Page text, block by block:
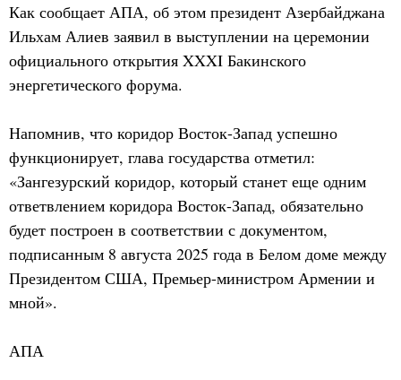
Как сообщает АПА, об этом президент Азербайджана
Ильхам Алиев заявил в выступлении на церемонии
официального открытия XXXI Бакинского
энергетического форума.
Напомнив, что коридор Восток-Запад успешно
функционирует, глава государства отметил:
«Зангезурский коридор, который станет еще одним
ответвлением коридора Восток-Запад, обязательно
будет построен в соответствии с документом,
подписанным 8 августа 2025 года в Белом доме между
Президентом США, Премьер-министром Армении и
мной».
АПА